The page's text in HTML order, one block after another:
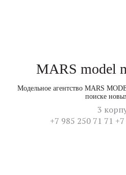
MARS model
Модельное агентство MARS
поиске
3
+7 985 250 71 71